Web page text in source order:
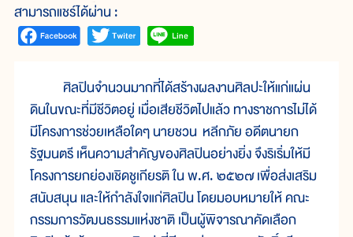
สามารถแชร์ได้ผ่าน :
ศิลปินจำนวนมากที่ได้สร้างผลงานศิลปะให้แก่แผ่น
ดินในขณะที่มีชีวิตอยู่ เมื่อเสียชีวิตไปแล้ว ทางราชการไม่ได้
มีโครงการช่วยเหลือใดๆ นายชวน หลีกภัย อดีตนายก
รัฐมนตรี เห็นความสำคัญของศิลปินอย่างยิ่ง จึงริเริ่มให้มี
โครงการยกย่องเชิดชูเกียรติ ใน พ.ศ. ๒๕๒๗ เพื่อส่งเสริม
สนับสนุน และให้กำลังใจแก่ศิลปิน โดยมอบหมายให้ คณะ
กรรมการวัฒนธรรมแห่งชาติ เป็นผู้พิจารณาคัดเลือก